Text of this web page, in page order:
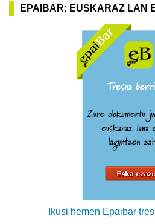
EPAIBAR: EUSKARAZ LAN
Ikusi hemen Epaibar